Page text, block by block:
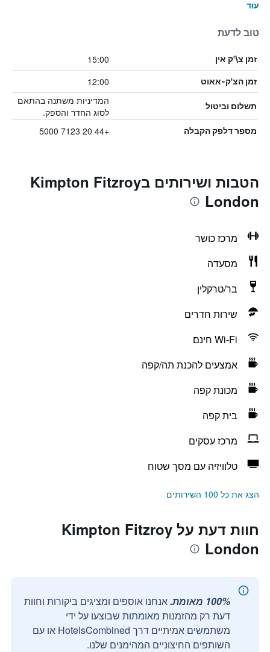
עוד
טוב לדעת
זמן צ\'ק אין 15:00
זמן הצ'ק-אאוט 12:00
תשלום וביטול
המדיניות משתנה בהתאם
לסוג החדר והספק.
מספר דלפק הקבלה +44 20 7123 5000
הטבות ושירותים בKimpton Fitzroy
London
מרכז כושר
מסעדה
בר/טרקלין
שירות חדרים
Wi-Fi חינם
אמצעים להכנת תה/קפה
מכונת קפה
בית קפה
מרכז עסקים
טלוויזיה עם מסך שטוח
הצג את כל 100 השירותים
חוות דעת על Kimpton Fitzroy
London
100% מאומת.
אנחנו אוספים ומציגים ביקורות וחוות
דעת רק מהזמנות מאומתות שבוצעו על ידי
משתמשים אמיתיים דרך HotelsCombined או עם
השותפים החיצוניים המהימנים שלנו.